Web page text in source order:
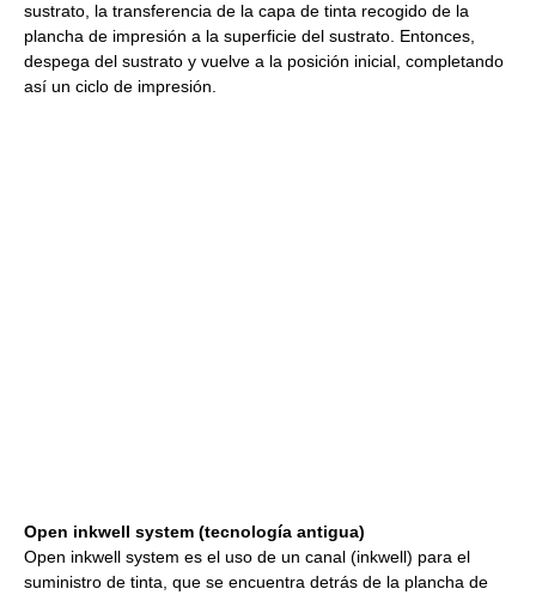
sustrato, la transferencia de la capa de tinta recogido de la
plancha de impresión a la superficie del sustrato. Entonces,
despega del sustrato y vuelve a la posición inicial, completando
así un ciclo de impresión.
Open inkwell system (tecnología antigua)
Open inkwell system es el uso de un canal (inkwell) para el
suministro de tinta, que se encuentra detrás de la plancha de